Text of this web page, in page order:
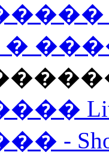
�
-